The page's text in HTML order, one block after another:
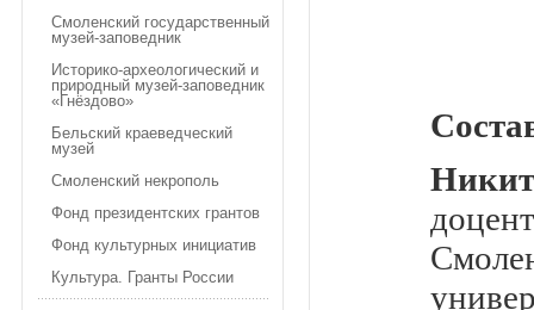
Смоленский государственный
музей-заповедник
Историко-археологический и
природный музей-заповедник
«Гнёздово»
Бельский краеведческий
музей
Смоленский некрополь
Фонд президентских грантов
Фонд культурных инициатив
Культура. Гранты России